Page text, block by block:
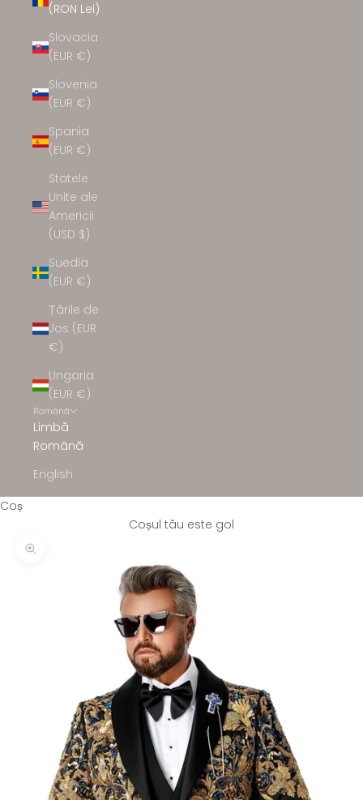
(RON Lei)
Slovacia
(EUR €)
Slovenia
(EUR €)
Spania
(EUR €)
Statele
Unite ale
Americii
(USD $)
Suedia
(EUR €)
Țările de
Jos (EUR
€)
Ungaria
(EUR €)
Română
Limbă
Română
English
Coș
Coșul tău este gol
Mărește